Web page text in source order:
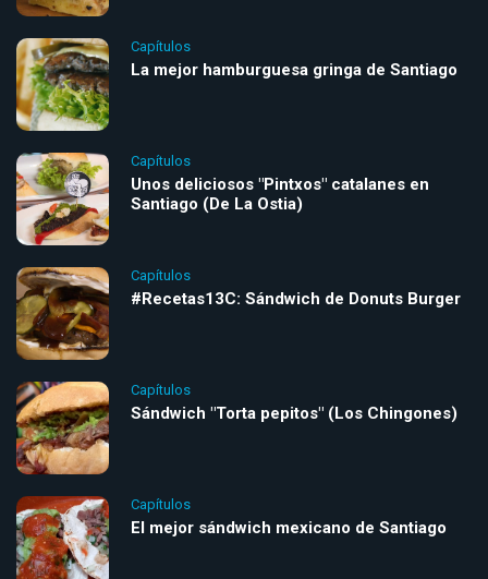
Capítulos
La mejor hamburguesa gringa de Santiago
Capítulos
Unos deliciosos "Pintxos" catalanes en
Santiago (De La Ostia)
Capítulos
#Recetas13C: Sándwich de Donuts Burger
Capítulos
Sándwich "Torta pepitos" (Los Chingones)
Capítulos
El mejor sándwich mexicano de Santiago